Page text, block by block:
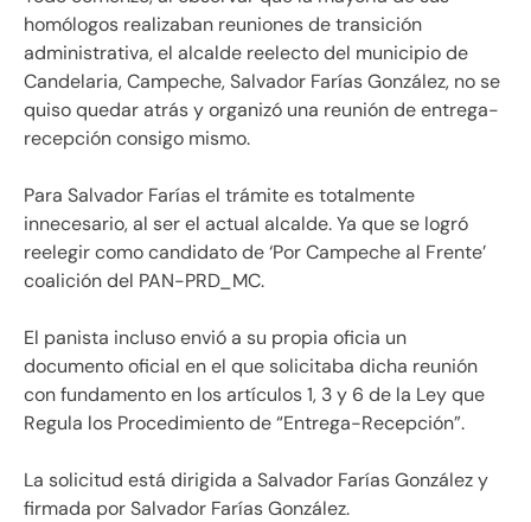
homólogos realizaban reuniones de transición
administrativa, el alcalde reelecto del municipio de
Candelaria, Campeche, Salvador Farías González, no se
quiso quedar atrás y organizó una reunión de entrega-
recepción consigo mismo.
Para Salvador Farías el trámite es totalmente
innecesario, al ser el actual alcalde. Ya que se logró
reelegir como candidato de ‘Por Campeche al Frente’
coalición del PAN-PRD_MC.
El panista incluso envió a su propia oficia un
documento oficial en el que solicitaba dicha reunión
con fundamento en los artículos 1, 3 y 6 de la Ley que
Regula los Procedimiento de “Entrega-Recepción”.
La solicitud está dirigida a Salvador Farías González y
firmada por Salvador Farías González.